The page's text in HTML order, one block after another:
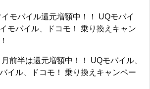
イモバイル還元増額中！！ UQモバイ
モバイル、ドコモ！ 乗り換えキャン
月前半は還元増額中！！ UQモバイル、
イル、ドコモ！ 乗り換えキャンペー